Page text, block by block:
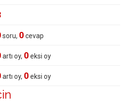
soru, 0cevap
artı oy, 0eksi oy
artı oy, 0eksi oy